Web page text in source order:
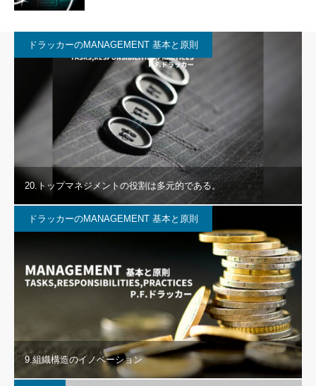
ドラッカーのMANAGEMENT 基本と原則
20.トップマネジメントの役割は多元的である。
ドラッカーのMANAGEMENT 基本と原則
9.組織構造のイノベーション